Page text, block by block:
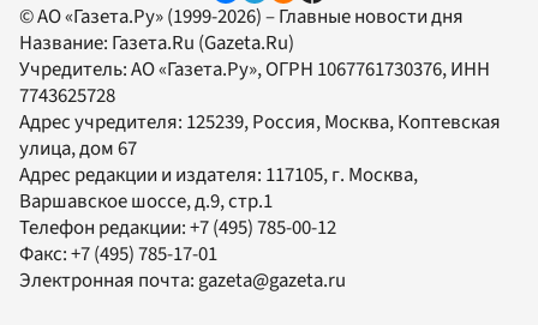
© АО «Газета.Ру» (1999-2026) – Главные новости дня
Название: Газета.Ru (Gazeta.Ru)
Учредитель:АО «Газета.Ру», ОГРН 1067761730376, ИНН
7743625728
Адрес учредителя: 125239, Россия, Москва, Коптевская
улица, дом 67
Адрес редакции и издателя: 117105, г. Москва,
Варшавское шоссе, д.9, стр.1
Телефон редакции:+7 (495) 785-00-12
Факс:+7 (495) 785-17-01
Электронная почта: gazeta@gazeta.ru